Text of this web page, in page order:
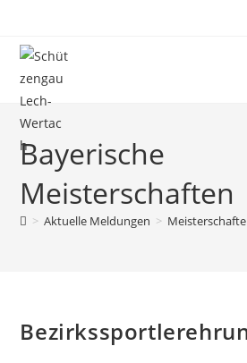
springen
Bayerische
Meisterschaften
> Aktuelle Meldungen >